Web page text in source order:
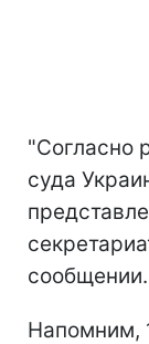
"Согласно
суда
сообщении.
Напомним,